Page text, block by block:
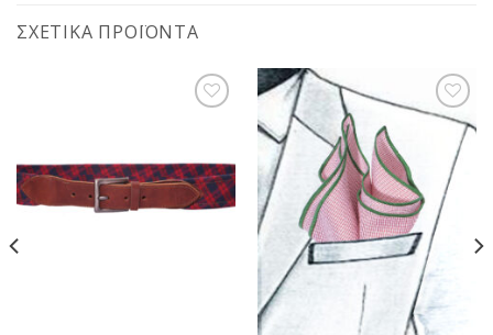
ΣΧΕΤΙΚΆ ΠΡΟΪΌΝΤΑ
Προσθήκη
στη Λίστα
Επιθυμίας